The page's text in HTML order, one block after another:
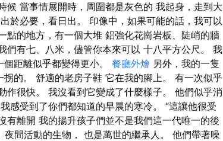
當事情展開時，周圍都是灰色的 我起身，走到大
於必要，看日出。 印像中，如果可能的話，我可以
的地方，有一個大堆 鋁強化花崗岩板、陡峭的牆
有七、八米，儘管你本來可以 十八平方公尺。 我
距離似乎都變得更小。 餐廳外燴 另外，我的一隻
的。 舒適的老房子鞋 它在我的腳上。 有一次似乎
很快。 我沒看到它變成了什麼樣子。 他們似乎消
感受到了你們都知道的早晨的寒冷。 “這讓他很受
離開 我的揚升孩子們並不是我們這一代唯一的後
間活動的生物， 也是萬世的繼承人。 他們帶著噪